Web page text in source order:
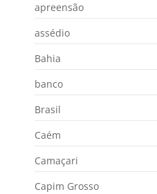
apreensão
assédio
Bahia
banco
Brasil
Caém
Camaçari
Capim Grosso